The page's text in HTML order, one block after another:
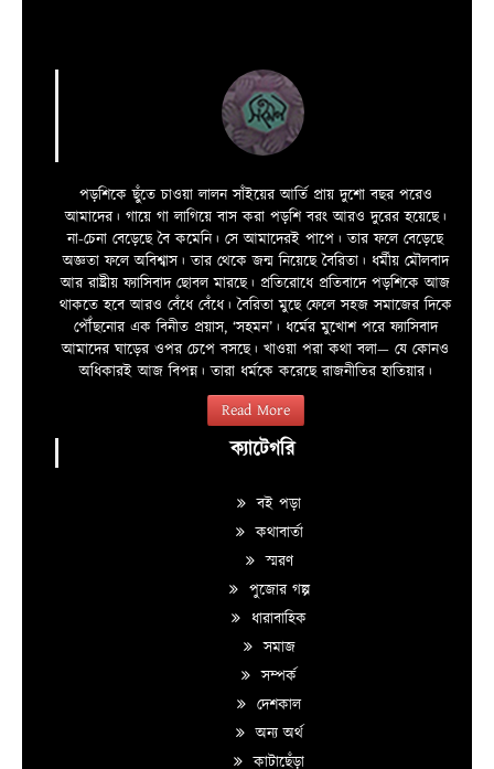
পড়শিকে ছুঁতে চাওয়া লালন সাঁইয়ের আর্তি প্রায় দুশো বছর পরেও
আমাদের। গায়ে গা লাগিয়ে বাস করা পড়শি বরং আরও দুরের হয়েছে।
না-চেনা বেড়েছে বৈ কমেনি। সে আমাদেরই পাপে। তার ফলে বেড়েছে
অজ্ঞতা ফলে অবিশ্বাস। তার থেকে জন্ম নিয়েছে বৈরিতা। ধর্মীয় মৌলবাদ
আর রাষ্ট্রীয় ফ্যাসিবাদ ছোবল মারছে। প্রতিরোধে প্রতিবাদে পড়শিকে আজ
থাকতে হবে আরও বেঁধে বেঁধে। বৈরিতা মুছে ফেলে সহজ সমাজের দিকে
পৌঁছনোর এক বিনীত প্রয়াস, ‘সহমন’। ধর্মের মুখোশ পরে ফ্যাসিবাদ
আমাদের ঘাড়ের ওপর চেপে বসছে। খাওয়া পরা কথা বলা—­­ যে কোনও
অধিকারই আজ বিপন্ন। তারা ধর্মকে করেছে রাজনীতির হাতিয়ার।
Read More
ক্যাটেগরি
বই পড়া
কথাবার্তা
স্মরণ
পুজোর গল্প
ধারাবাহিক
সমাজ
সম্পর্ক
দেশকাল
অন্য অর্থ
কাটাছেঁড়া